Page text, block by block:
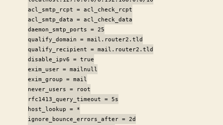
acl_smtp_rcpt = acl_check_rcpt
acl_smtp_data = acl_check_data
daemon_smtp_ports = 25
qualify_domain = mail.router2.tld
qualify_recipient = mail.router2.tld
disable_ipv6 = true
exim_user = mailnull
exim_group = mail
never_users = root
rfc1413_query_timeout = 5s
host_lookup = *
ignore_bounce_errors_after = 2d